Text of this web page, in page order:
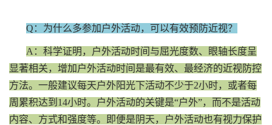
Q：为什么多参加户外活动，可以有效预防近视？
A：科学证明，户外活动时间与屈光度数、眼轴长度呈
显著相关，增加户外活动时间是最有效、最经济的近视防控
方法。一般建议每天户外阳光下活动不少于2小时，或者每
周累积达到14小时。户外活动的关键是“户外”，而不是活动
内容、方式和强度等。即便是阴天，户外活动也有视力保护